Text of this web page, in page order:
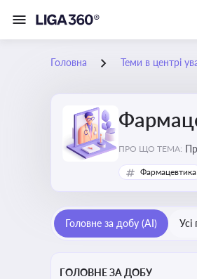
Головна Теми в центрі
ПРО ЩО ТЕМА:
Фармацевтика
Головне за добу (AI) Усі
ГОЛОВНЕ ЗА ДОБУ